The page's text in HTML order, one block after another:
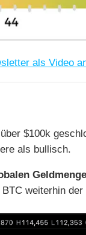
als Video
$100k
als bullisch.
Geldmenge
weiterhin der